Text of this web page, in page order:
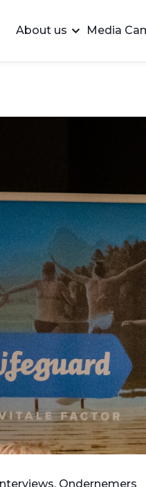
About us Media
Ondernemers